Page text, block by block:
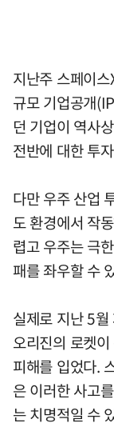
지난주 스페이
규모 기업공개
던 기업이 역사
전반에 대한 투
다만 우주 산업
도 환경에서 작
렵고 우주는 극
패를 좌우할 수
실제로 지난 5
오리진의 로켓
피해를 입었다.
은 이러한 사고
는 치명적일 수